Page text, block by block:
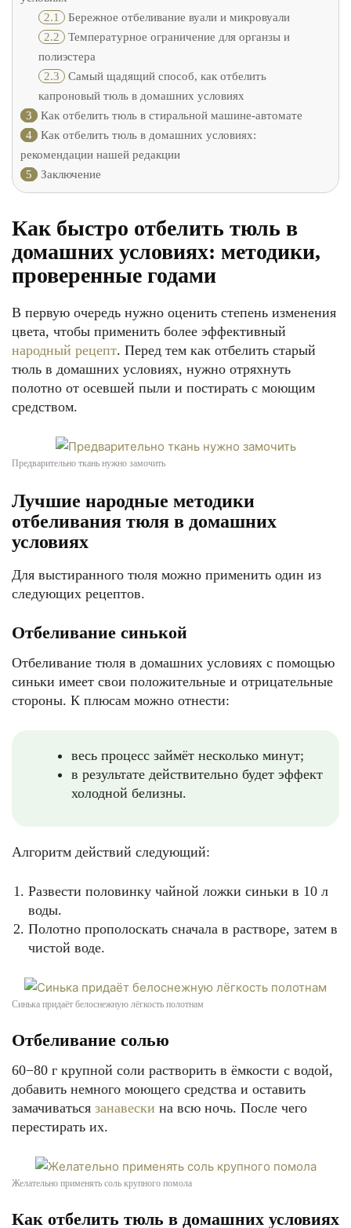
2.1 Бережное отбеливание вуали и микровуали
2.2 Температурное ограничение для органзы и
полиэстера
2.3 Самый щадящий способ, как отбелить
капроновый тюль в домашних условиях
3
Как отбелить тюль в стиральной машине-автомате
4
Как отбелить тюль в домашних условиях:
рекомендации нашей редакции
5
Заключение
Как быстро отбелить тюль в
домашних условиях: методики,
проверенные годами
В первую очередь нужно оценить степень изменения
цвета, чтобы применить более эффективный
народный рецепт. Перед тем как отбелить старый
тюль в домашних условиях, нужно отряхнуть
полотно от осевшей пыли и постирать с моющим
средством.
Предварительно ткань нужно замочить
Лучшие народные методики
отбеливания тюля в домашних
условиях
Для выстиранного тюля можно применить один из
следующих рецептов.
Отбеливание синькой
Отбеливание тюля в домашних условиях с помощью
синьки имеет свои положительные и отрицательные
стороны. К плюсам можно отнести:
весь процесс займёт несколько минут;
в результате действительно будет эффект
холодной белизны.
Алгоритм действий следующий:
Развести половинку чайной ложки синьки в 10 л
воды.
Полотно прополоскать сначала в растворе, затем в
чистой воде.
Синька придаёт белоснежную лёгкость полотнам
Отбеливание солью
60−80 г крупной соли растворить в ёмкости с водой,
добавить немного моющего средства и оставить
замачиваться занавески на всю ночь. После чего
перестирать их.
Желательно применять соль крупного помола
Как отбелить тюль в домашних условиях